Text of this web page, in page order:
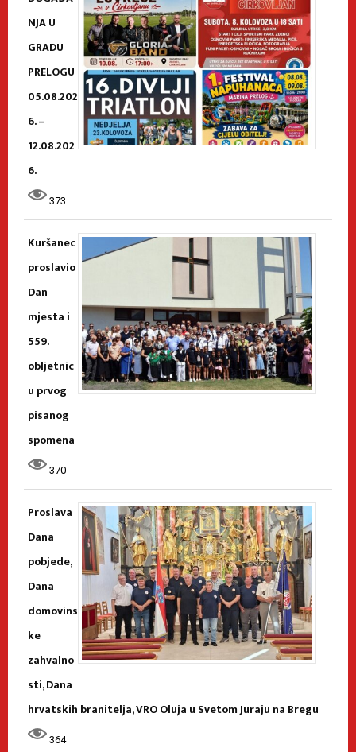
NJA U
GRADU
PRELOGU
05.08.202
6. –
12.08.202
6.
373
Kuršanec
proslavio
Dan
mjesta i
559.
obljetnic
u prvog
pisanog
spomena
370
Proslava
Dana
pobjede,
Dana
domovins
ke
zahvalno
sti, Dana
hrvatskih branitelja, VRO Oluja u Svetom Juraju na Bregu
364